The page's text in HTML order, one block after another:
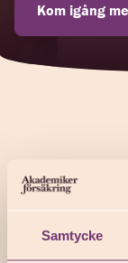
Samtycke
Kom igång